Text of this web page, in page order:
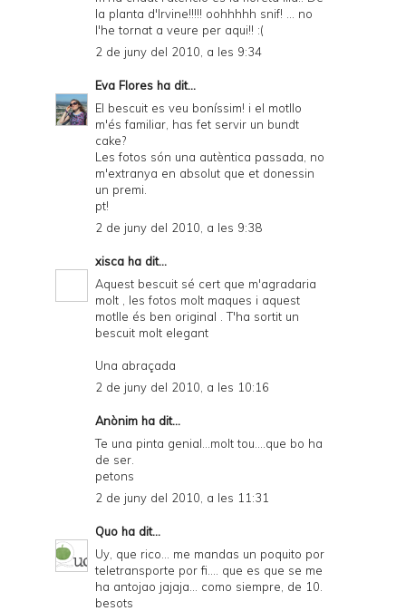
la planta d'Irvine!!!!! oohhhhh snif! ... no
l'he tornat a veure per aqui!! :(
2 de juny del 2010, a les 9:34
Eva Flores ha dit...
El bescuit es veu boníssim! i el motllo
m'és familiar, has fet servir un bundt
cake?
Les fotos són una autèntica passada, no
m'extranya en absolut que et donessin
un premi.
pt!
2 de juny del 2010, a les 9:38
xisca ha dit...
Aquest bescuit sé cert que m'agradaria
molt , les fotos molt maques i aquest
motlle és ben original . T'ha sortit un
bescuit molt elegant
Una abraçada
2 de juny del 2010, a les 10:16
Anònim ha dit...
Te una pinta genial...molt tou....que bo ha
de ser.
petons
2 de juny del 2010, a les 11:31
Quo ha dit...
Uy, que rico... me mandas un poquito por
teletransporte por fi.... que es que se me
ha antojao jajaja... como siempre, de 10.
besots